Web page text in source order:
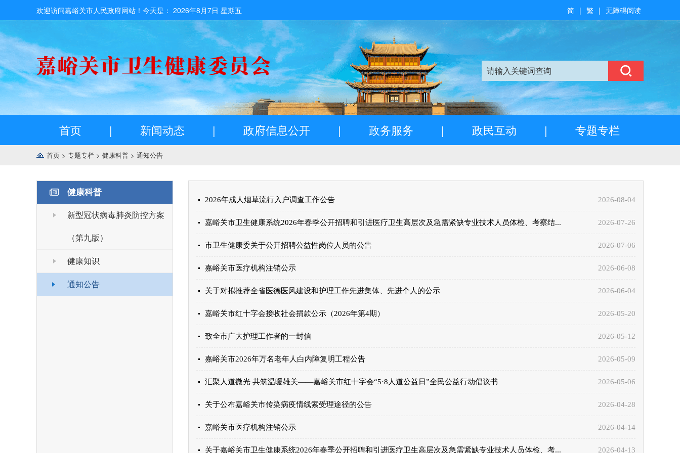
欢迎访问嘉峪关市人民政府网站！今天是： 2026年8月7日 星期五 无障碍阅读
|
繁
|
简
首页 | 新闻动态 | 政府信息公开 | 政务服务 | 政民互动 | 专题专栏
首页 > 专题专栏 > 健康科普 > 通知公告
健康科普
新型冠状病毒肺炎防控方案
（第九版）
健康知识
通知公告
2026年成人烟草流行入户调查工作公告 2026-08-04
嘉峪关市卫生健康系统2026年春季公开招聘和引进医疗卫生高层次及急需紧缺专业技术人员体检、考察结... 2026-07-26
市卫生健康委关于公开招聘公益性岗位人员的公告 2026-07-06
嘉峪关市医疗机构注销公示 2026-06-08
关于对拟推荐全省医德医风建设和护理工作先进集体、先进个人的公示 2026-06-04
嘉峪关市红十字会接收社会捐款公示（2026年第4期） 2026-05-20
致全市广大护理工作者的一封信 2026-05-12
嘉峪关市2026年万名老年人白内障复明工程公告 2026-05-09
汇聚人道微光 共筑温暖雄关——嘉峪关市红十字会“5·8人道公益日”全民公益行动倡议书 2026-05-06
关于公布嘉峪关市传染病疫情线索受理途径的公告 2026-04-28
嘉峪关市医疗机构注销公示 2026-04-14
关于嘉峪关市卫生健康系统2026年春季公开招聘和引进医疗卫生高层次及急需紧缺专业技术人员体检、考... 2026-04-13